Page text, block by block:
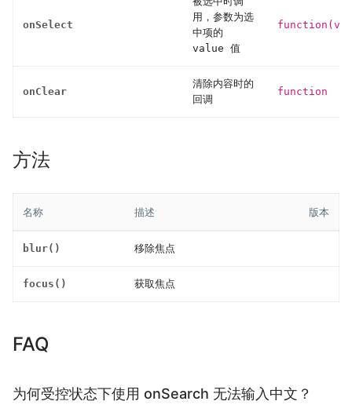
onSelect
用，参数为选
中项的
value 值
onClear
清除内容时的
回调
function
方法
名称 描述 版本
blur() 移除焦点
focus() 获取焦点
FAQ
为何受控状态下使用 onSearch 无法输入中文？